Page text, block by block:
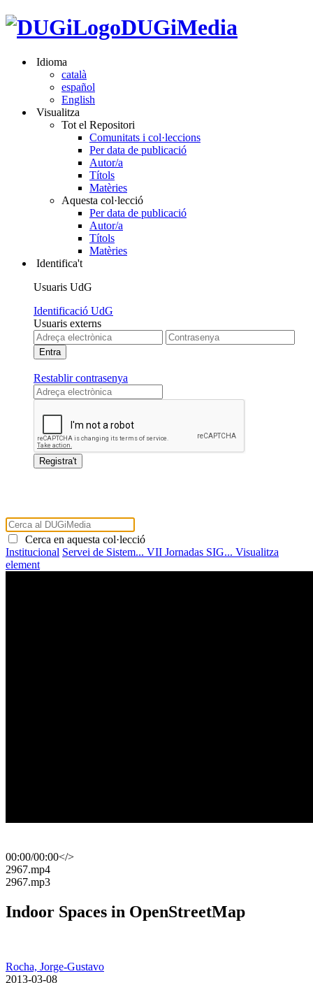
DUGiMedia
Idioma
català
español
English
Visualitza
Tot el Repositori
Comunitats i col·leccions
Per data de publicació
Autor/a
Títols
Matèries
Aquesta col·lecció
Per data de publicació
Autor/a
Títols
Matèries
Identifica't
Usuaris UdG
Identificació UdG
Usuaris externs
Restablir contrasenya
Cerca en aquesta col·lecció
Institucional Servei de Sistem... VII Jornadas SIG... Visualitza
element
00:00/00:00</>
​2967.mp4
​2967.mp3
Indoor Spaces in OpenStreetMap
Rocha, Jorge-Gustavo
​ 2013-03-08